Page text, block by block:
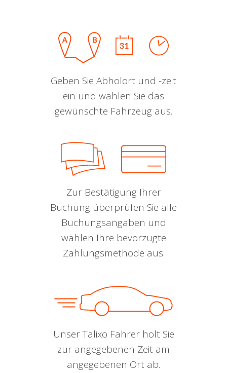
Geben Sie Abholort und -zeit
ein und wählen Sie das
gewünschte Fahrzeug aus.
Zur Bestätigung Ihrer
Buchung überprüfen Sie alle
Buchungsangaben und
wählen Ihre bevorzugte
Zahlungsmethode aus.
Unser Talixo Fahrer holt Sie
zur angegebenen Zeit am
angegebenen Ort ab.